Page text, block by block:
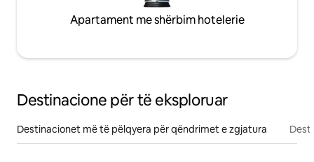
Apartament me shërbim hotelerie
Destinacione për të eksploruar
Destinacionet më të pëlqyera për qëndrimet e zgjatura